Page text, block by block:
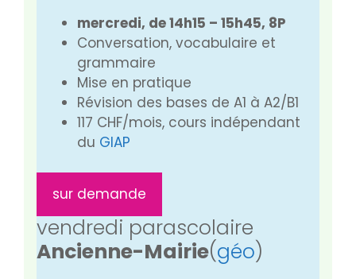
mercredi, de 14h15 – 15h45, 8P
Conversation, vocabulaire et
grammaire
Mise en pratique
Révision des bases de A1 à A2/B1
117 CHF/mois, cours indépendant
du GIAP
sur demande
vendredi parascolaire
Ancienne-Mairie(géo)